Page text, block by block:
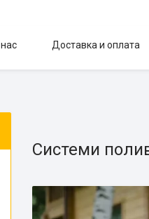
Доставка и оплата
Системи